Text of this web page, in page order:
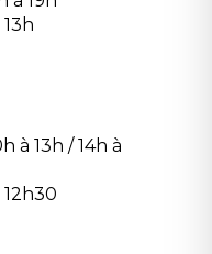
à 13h / 14h à